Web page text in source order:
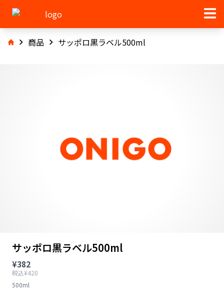
商品 サッポロ黒ラベル500ml
サッポロ黒ラベル500ml
¥382
税込¥420
500ml